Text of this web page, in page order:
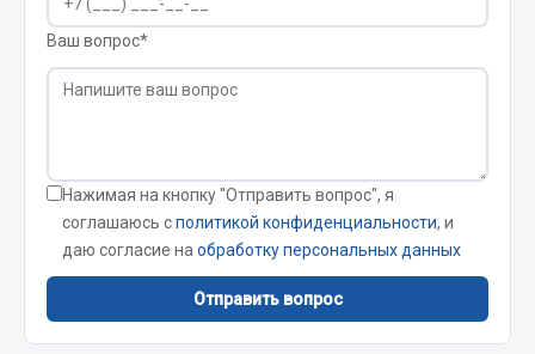
Всё для сварки
Сварочное оборудование
Сварочные материалы
Весь раздел
Ваш вопрос*
Нажимая на кнопку "Отправить вопрос", я
соглашаюсь сполитикой конфиденциальности, и
даю согласие на обработку персональных данных
Отправить вопрос